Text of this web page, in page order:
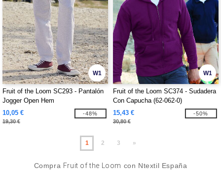
W1
Fruit of the Loom SC293 - Pantalón
Jogger Open Hem
10,05 €
19,30 €
-48%
W1
Fruit of the Loom SC374 - Sudadera
Con Capucha (62-062-0)
15,43 €
30,80 €
-50%
1 2 3 »
Compra Fruit of the Loom con Ntextil España